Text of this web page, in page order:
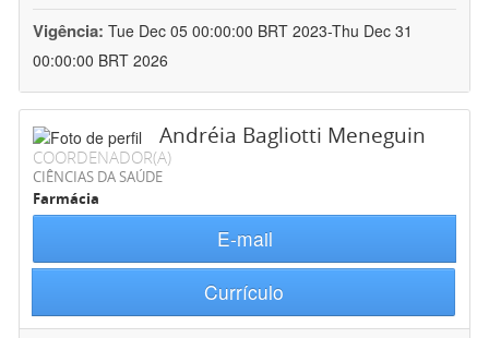
Vigência: Tue Dec 05 00:00:00 BRT 2023-Thu Dec 31
00:00:00 BRT 2026
Andréia Bagliotti Meneguin
COORDENADOR(A)
CIÊNCIAS DA SAÚDE
Farmácia
E-mail
Currículo